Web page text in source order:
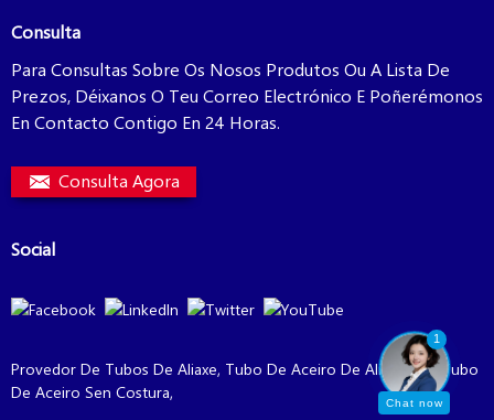
Consulta
Para Consultas Sobre Os Nosos Produtos Ou A Lista De
Prezos, Déixanos O Teu Correo Electrónico E Poñerémonos
En Contacto Contigo En 24 Horas.
Consulta Agora
Social
Provedor De Tubos De Aliaxe, Tubo De Aceiro De Aliaxe P22, Tubo
De Aceiro Sen Costura,
1
Chat now